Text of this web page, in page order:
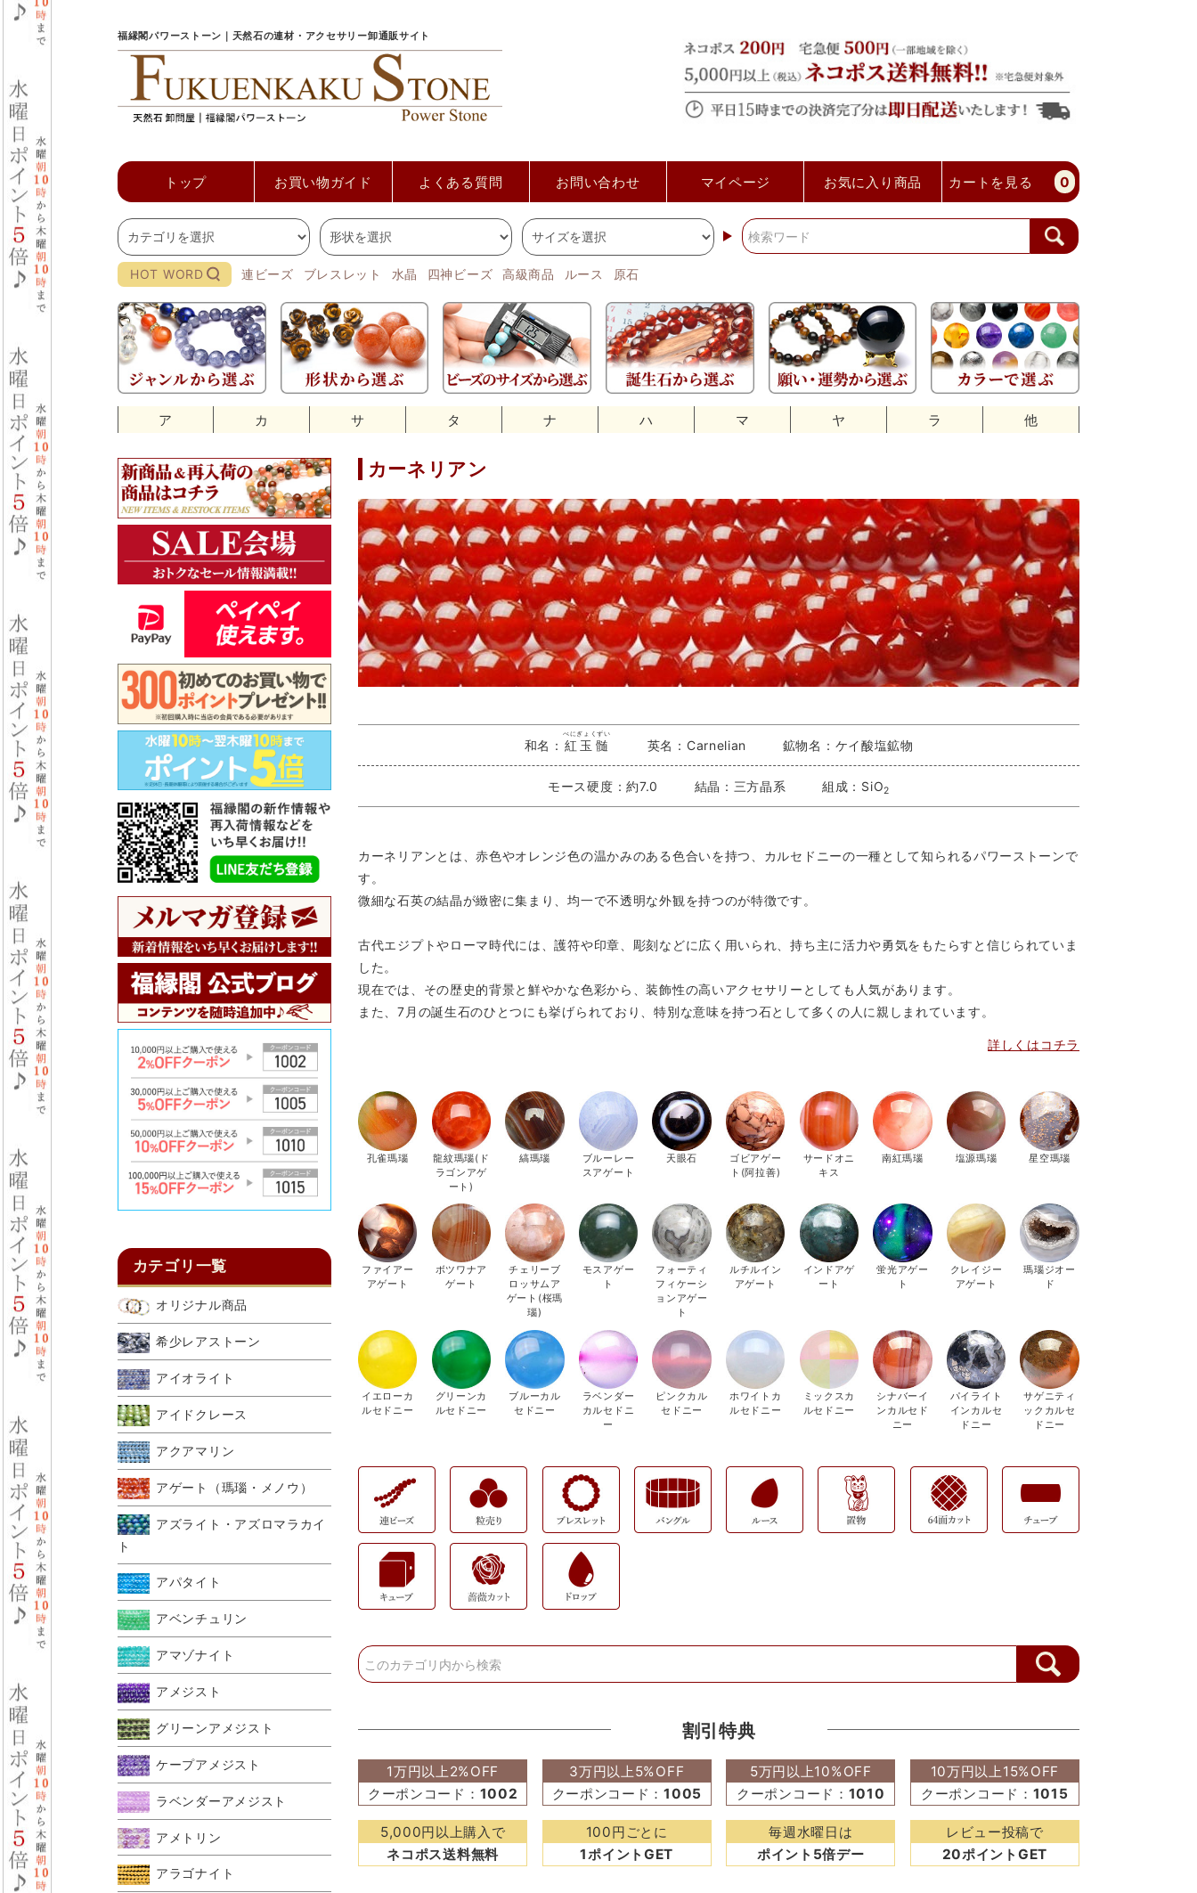
福縁閣パワーストーン｜天然石の連材・アクセサリー卸通販サイト
トップ お買い物ガイド よくある質問 お問い合わせ マイページ お気に入り商品 カートを見る 0
HOT WORD 連ビーズ ブレスレット 水晶 四神ビーズ 高級商品 ルース 原石
ア カ サ タ ナ ハ マ ヤ ラ 他
カテゴリ一覧
オリジナル商品
希少レアストーン
アイオライト
アイドクレース
アクアマリン
アゲート（瑪瑙・メノウ）
アズライト・アズロマラカイ
ト
アパタイト
アベンチュリン
アマゾナイト
アメジスト
グリーンアメジスト
ケープアメジスト
ラベンダーアメジスト
アメトリン
アラゴナイト
カーネリアン
和名： 紅玉髄
べにぎょくずい
英名：Carnelian 鉱物名：ケイ酸塩鉱物
モース硬度：約7.0 結晶：三方晶系 組成：SiO2
カーネリアンとは、赤色やオレンジ色の温かみのある色合いを持つ、カルセドニーの一種として知られるパワーストーンで
す。
微細な石英の結晶が緻密に集まり、均一で不透明な外観を持つのが特徴です。
古代エジプトやローマ時代には、護符や印章、彫刻などに広く用いられ、持ち主に活力や勇気をもたらすと信じられていま
した。
現在では、その歴史的背景と鮮やかな色彩から、装飾性の高いアクセサリーとしても人気があります。
また、7月の誕生石のひとつにも挙げられており、特別な意味を持つ石として多くの人に親しまれています。
詳しくはコチラ
孔雀瑪瑙
龍紋瑪瑙(ド
ラゴンアゲ
ート)
縞瑪瑙
ブルーレー
スアゲート
天眼石
ゴビアゲー
ト(阿拉善)
サードオニ
キス
南紅瑪瑙 塩源瑪瑙 星空瑪瑙
ファイアー
アゲート
ボツワナア
ゲート
チェリーブ
ロッサムア
ゲート(桜瑪
瑙)
モスアゲー
ト
フォーティ
フィケーシ
ョンアゲー
ト
ルチルイン
アゲート
インドアゲ
ート
蛍光アゲー
ト
クレイジー
アゲート
瑪瑙ジオー
ド
イエローカ
ルセドニー
グリーンカ
ルセドニー
ブルーカル
セドニー
ラベンダー
カルセドニ
ー
ピンクカル
セドニー
ホワイトカ
ルセドニー
ミックスカ
ルセドニー
シナバーイ
ンカルセド
ニー
パイライト
インカルセ
ドニー
サゲニティ
ックカルセ
ドニー
割引特典
1万円以上2%OFF
クーポンコード： 1002
3万円以上5%OFF
クーポンコード：1005
5万円以上10%OFF
クーポンコード： 1010
10万円以上15%OFF
クーポンコード： 1015
5,000円以上購入で
ネコポス送料無料
100円ごとに
1ポイントGET
毎週水曜日は
ポイント5倍デー
レビュー投稿で
20ポイントGET